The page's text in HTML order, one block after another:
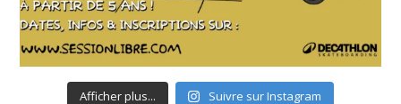
Afficher plus... Suivre sur Instagram